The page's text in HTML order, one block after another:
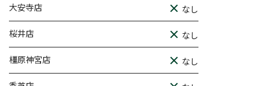
大安寺店 なし
桜井店 なし
橿原神宮店 なし